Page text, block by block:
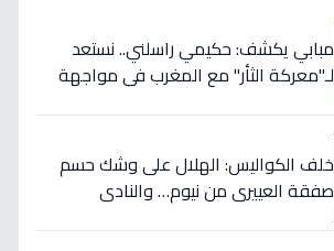
مبابي يكشف: حكيمي راسلني.. نستعد
لـ"معركة الثأر" مع المغرب في مواجهة
خلف الكواليس: الهلال على وشك حسم
صفقة العييري من نيوم… والنادي